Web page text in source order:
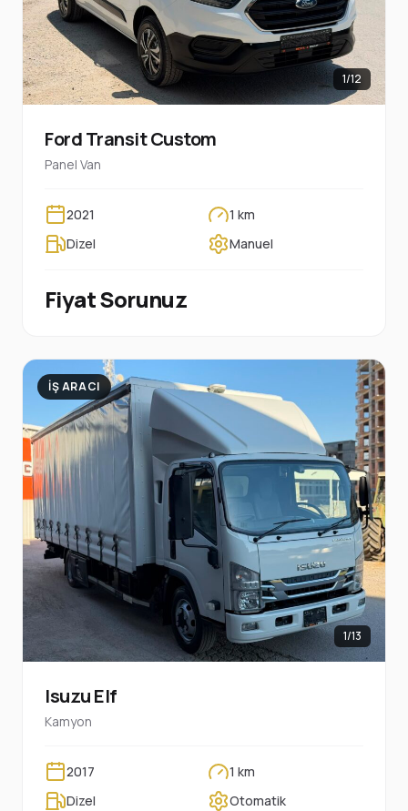
1/12
Ford Transit Custom
Panel Van
2021
1 km
Dizel
Manuel
Fiyat Sorunuz
İŞ ARACI
1/13
Isuzu Elf
Kamyon
2017
1 km
Dizel
Otomatik